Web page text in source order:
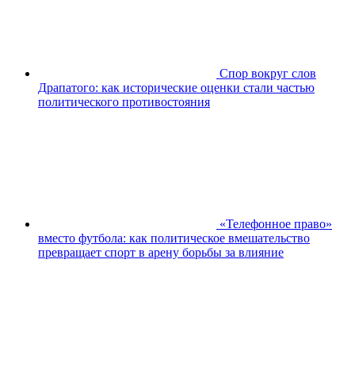
Спор вокруг слов
Драпатого: как исторические оценки стали частью
политического противостояния
«Телефонное право»
вместо футбола: как политическое вмешательство
превращает спорт в арену борьбы за влияние